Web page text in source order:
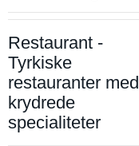
Restaurant -
Tyrkiske
restauranter med
krydrede
specialiteter